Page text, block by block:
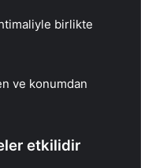
birlikte
ve konumdan
etkilidir